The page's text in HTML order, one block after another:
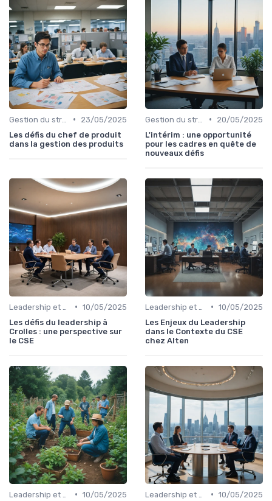
•
23/05/2025
Les défis du chef de produit
dans la gestion des produits
•
20/05/2025
L'intérim : une opportunité
pour les cadres en quête de
nouveaux défis
• 10/05/2025
Les défis du leadership à
Crolles : une perspective sur
le CSE
• 10/05/2025
Les Enjeux du Leadership
dans le Contexte du CSE
chez Alten
• 10/05/2025
• 10/05/2025